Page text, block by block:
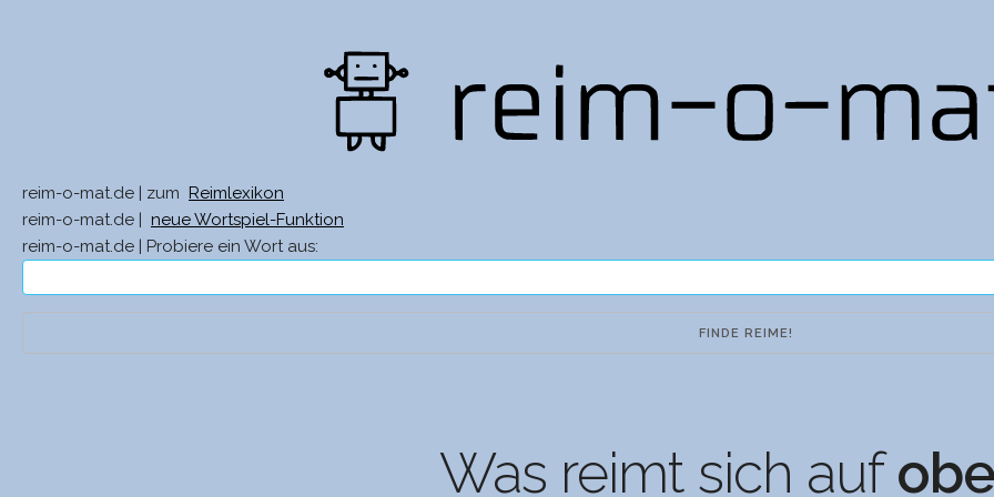
reim-o-mat.de | zum
Reimlexikon
reim-o-mat.de |
neue Wortspiel-Funktion
reim-o-mat.de | Probiere ein Wort aus:
Was reimt sich auf